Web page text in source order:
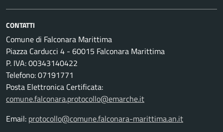
CONTATTI
Comune di Falconara Marittima
Piazza Carducci 4 - 60015 Falconara Marittima
P. IVA: 00343140422
Telefono: 07191771
Posta Elettronica Certificata:
comune.falconara.protocollo@emarche.it
Email: protocollo@comune.falconara-marittima.an.it